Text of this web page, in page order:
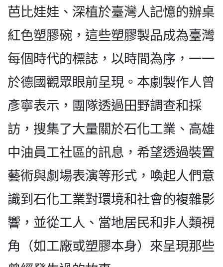
芭比娃娃、深植於臺灣人記憶的辦桌
紅色塑膠碗，這些塑膠製品成為臺灣
每個時代的標誌，以時間為序，一一
於德國觀眾眼前呈現。本劇製作人曾
彥寧表示，團隊透過田野調查和採
訪，搜集了大量關於石化工業、高雄
中油員工社區的訊息，希望透過裝置
藝術與劇場表演等形式，喚起人們意
識到石化工業對環境和社會的複雜影
響，並從工人、當地居民和非人類視
角（如工廠或塑膠本身）來呈現那些